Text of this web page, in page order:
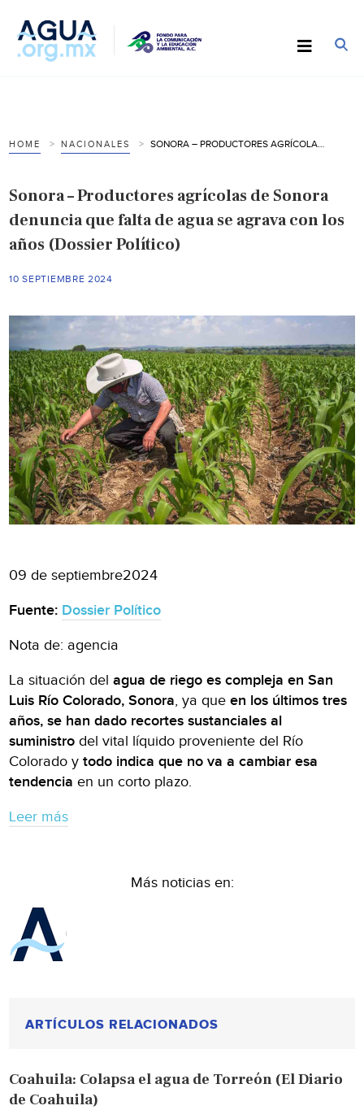
HOME NACIONALES
Sonora – Productores agrícolas de Sonora
denuncia que falta de agua se agrava con los
años (Dossier Político)
10 SEPTIEMBRE 2024
09 de septiembre2024
Fuente: Dossier Político
Nota de: agencia
La situación del agua de riego es compleja en San
Luis Río Colorado, Sonora, ya queen los últimos tres
años, se han dado recortes sustanciales al
suministrodel vital líquido proveniente del Río
Colorado ytodo indica que no va a cambiar esa
tendencia en un corto plazo.
Leer más
Más noticias en:
ARTÍCULOS RELACIONADOS
Coahuila: Colapsa el agua de Torreón (El Diario
de Coahuila)